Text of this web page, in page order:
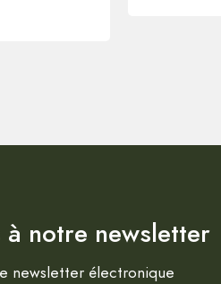
à notre newsletter
newsletter électronique